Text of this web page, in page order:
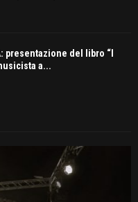
presentazione del libro “I
a...